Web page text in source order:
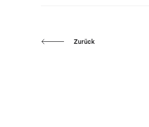
Zurück